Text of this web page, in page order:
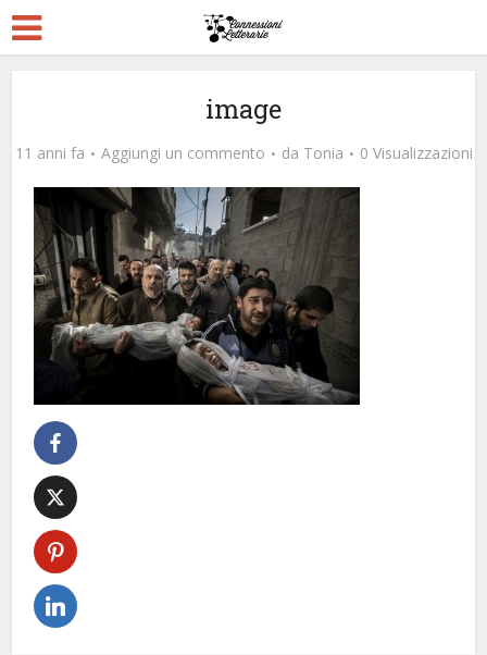
image
11 anni fa Aggiungi un commento da Tonia 0 Visualizzazioni